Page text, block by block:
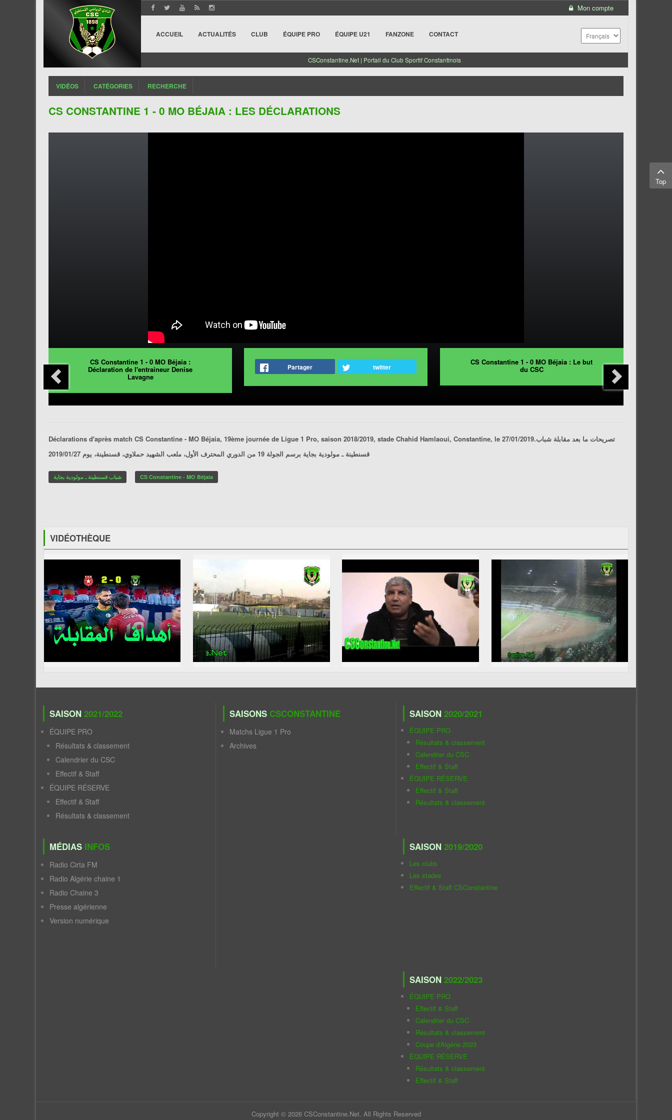
Mon compte
ACCUEIL ACTUALITÉS CLUB ÉQUIPE PRO ÉQUIPE U21 FANZONE CONTACT
CSConstantine.Net | Portail du Club Sportif Constantinois
VIDÉOS CATÉGORIES RECHERCHE
CS CONSTANTINE 1 - 0 MO BÉJAIA : LES DÉCLARATIONS
CS Constantine 1 - 0 MO Béjaia :
Déclaration de l'entraineur Denise
Lavagne
Partager twitter
CS Constantine 1 - 0 MO Béjaia : Le but
du CSC
Déclarations d'après match CS Constantine - MO Béjaia , 19ème journée de Ligue 1 Pro, saison 2018/2019, stade Chahid Hamlaoui, Constantine, le 27/01/2019.تصريحات ما بعد مقابلة شباب
قسنطينة ـ مولودية بجاية برسم الجولة 19 من الدوري المحترف الأول، ملعب الشهيد حملاوي، قسنطينة، يوم 2019/01/27
شباب قسنطينة ـ مولودية بجاية CS Constantine - MO Béjaia
VIDÉOTHÈQUE
SAISON 2021/2022
ÉQUIPE PRO
Résultats & classement
Calendrier du CSC
Effectif & Staff
ÉQUIPE RÉSERVE
Effectif & Staff
Résultats & classement
MÉDIAS INFOS
Radio Cirta FM
Radio Algérie chaine 1
Radio Chaine 3
Presse algérienne
Version numérique
SAISONS CSCONSTANTINE
Matchs Ligue 1 Pro
Archives
SAISON 2020/2021
ÉQUIPE PRO
Résultats & classement
Calendrier du CSC
Effectif & Staff
ÉQUIPE RÉSERVE
Effectif & Staff
Résultats & classement
SAISON 2019/2020
Les clubs
Les stades
Effectif & Staff CSConstantine
SAISON 2022/2023
ÉQUIPE PRO
Effectif & Staff
Calendrier du CSC
Résultats & classement
Coupe d'Algérie 2023
ÉQUIPE RÉSERVE
Résultats & classement
Effectif & Staff
Copyright © 2026 CSConstantine.Net. All Rights Reserved
Top